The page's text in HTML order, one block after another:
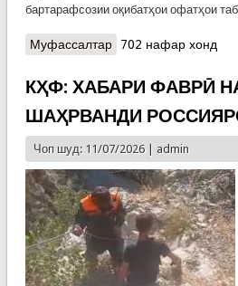
бартарафсозии оқибатҳои офатҳои
Муфассалтаро Ҷаласаи XVII
702 нафар хонд
КҲФ: ХАБАРИ ФАВРӢ
ШАҲРВАНДИ
Чоп шуд: 11/07/2026 | admin